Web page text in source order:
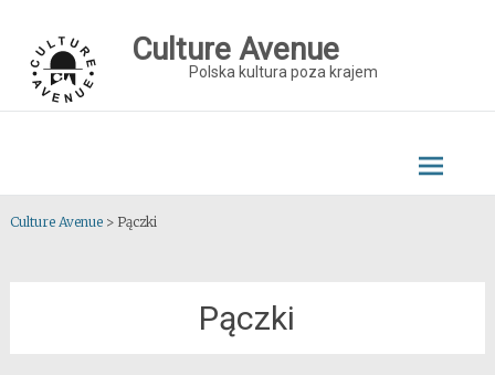
content
Culture Avenue
Polska kultura poza krajem
Culture Avenue> Pączki
Pączki